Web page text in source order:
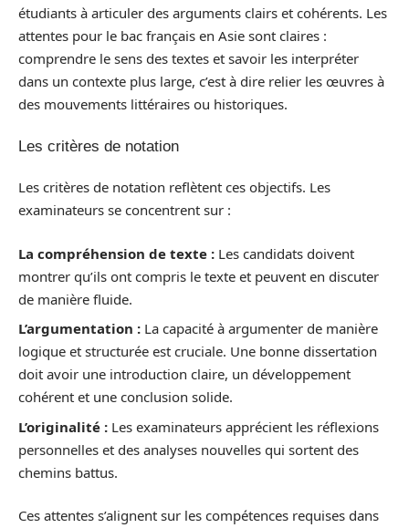
étudiants à articuler des arguments clairs et cohérents. Les
attentes pour le bac français en Asie sont claires :
comprendre le sens des textes et savoir les interpréter
dans un contexte plus large, c’est à dire relier les œuvres à
des mouvements littéraires ou historiques.
Les critères de notation
Les critères de notation reflètent ces objectifs. Les
examinateurs se concentrent sur :
La compréhension de texte : Les candidats doivent
montrer qu’ils ont compris le texte et peuvent en discuter
de manière fluide.
L’argumentation : La capacité à argumenter de manière
logique et structurée est cruciale. Une bonne dissertation
doit avoir une introduction claire, un développement
cohérent et une conclusion solide.
L’originalité : Les examinateurs apprécient les réflexions
personnelles et des analyses nouvelles qui sortent des
chemins battus.
Ces attentes s’alignent sur les compétences requises dans